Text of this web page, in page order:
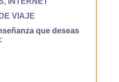
VIAJE
que deseas